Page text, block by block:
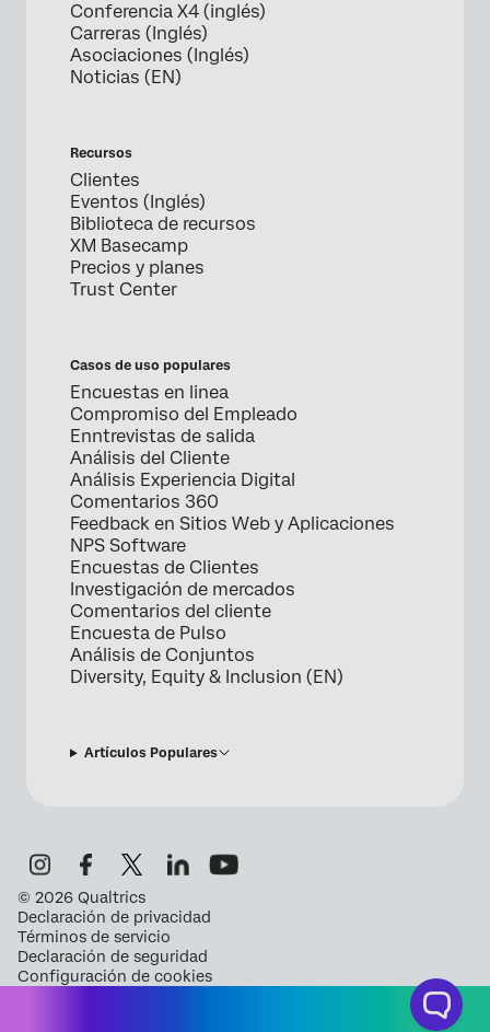
Conferencia X4 (inglés)
Carreras (Inglés)
Asociaciones (Inglés)
Noticias (EN)
Recursos
Clientes
Eventos (Inglés)
Biblioteca de recursos
XM Basecamp
Precios y planes
Trust Center
Casos de uso populares
Encuestas en linea
Compromiso del Empleado
Enntrevistas de salida
Análisis del Cliente
Análisis Experiencia Digital
Comentarios 360
Feedback en Sitios Web y Aplicaciones
NPS Software
Encuestas de Clientes
Investigación de mercados
Comentarios del cliente
Encuesta de Pulso
Análisis de Conjuntos
Diversity, Equity & Inclusion (EN)
Artículos Populares
© 2026 Qualtrics
Declaración de privacidad
Términos de servicio
Declaración de seguridad
Configuración de cookies